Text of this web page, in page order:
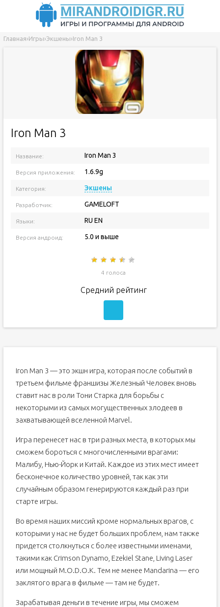
Главная›Игры›Экшены›Iron Man 3
Iron Man 3
Название: Iron Man 3
Версия приложения: 1.6.9g
Категория: Экшены
Разработчик: GAMELOFT
Языки: RU EN
Версия андроид: 5.0 и выше
4 голоса
Средний рейтинг
Iron Man 3 — это экшн игра, которая после событий в
третьем фильме франшизы Железный Человек вновь
ставит нас в роли Тони Старка для борьбы с
некоторыми из самых могущественных злодеев в
захватывающей вселенной Marvel.
Игра перенесет нас в три разных места, в которых мы
сможем бороться с многочисленными врагами:
Малибу, Нью-Йорк и Китай. Каждое из этих мест имеет
бесконечное количество уровней, так как эти
случайным образом генерируются каждый раз при
старте игры.
Во время наших миссий кроме нормальных врагов, с
которыми у нас не будет больших проблем, нам также
придется столкнуться с более известными именами,
такими как Crimson Dynamo, Ezekiel Stane, Living Laser
или мощный M.O.D.O.K. Тем не менее Mandarinа — его
заклятого врага в фильме — там не будет.
Зарабатывая деньги в течение игры, мы сможем